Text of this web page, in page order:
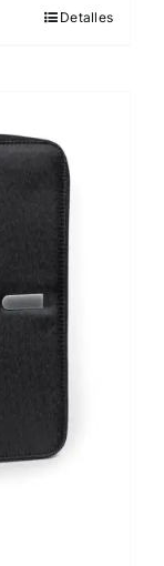
Detalles